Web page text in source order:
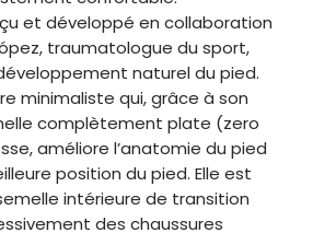
et développé en collaboration
traumatologue du sport,
naturel du pied.
minimaliste qui, grâce à son
complètement plate (zero
améliore l’anatomie du pied
position du pied. Elle est
intérieure de transition
des chaussures